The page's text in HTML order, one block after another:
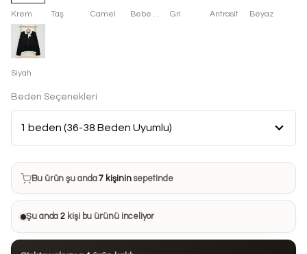
Krem Taş Camel Gri Antrasit Beyaz
Siyah
Beden Seçenekleri
Bu ürün son 7 günde8 kezsatın alındı
Bu ürün şu anda7 kişininsepetinde
Bu ürünü 15 kişi favorilerine ekledi
Bu ürün son 24 saatte99 kezgörüntülendi
Şu anda2 kişi bu ürünü inceliyor